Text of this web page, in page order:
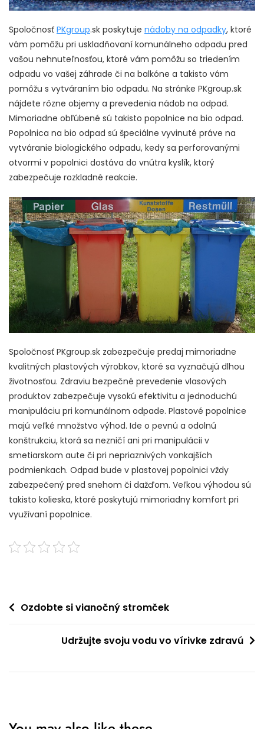
Spoločnosť PKgroup.sk poskytuje nádoby na odpadky, ktoré
vám pomôžu pri uskladňovaní komunálneho odpadu pred
vašou nehnuteľnosťou, ktoré vám pomôžu so triedením
odpadu vo vašej záhrade či na balkóne a takisto vám
pomôžu s vytváraním bio odpadu. Na stránke PKgroup.sk
nájdete rôzne objemy a prevedenia nádob na odpad.
Mimoriadne obľúbené sú takisto popolnice na bio odpad.
Popolnica na bio odpad sú špeciálne vyvinuté práve na
vytváranie biologického odpadu, kedy sa perforovanými
otvormi v popolnici dostáva do vnútra kyslík, ktorý
zabezpečuje rozkladné reakcie.
Spoločnosť PKgroup.sk zabezpečuje predaj mimoriadne
kvalitných plastových výrobkov, ktoré sa vyznačujú dlhou
životnosťou. Zdraviu bezpečné prevedenie vlasových
produktov zabezpečuje vysokú efektivitu a jednoduchú
manipuláciu pri komunálnom odpade. Plastové popolnice
majú veľké množstvo výhod. Ide o pevnú a odolnú
konštrukciu, ktorá sa nezničí ani pri manipulácii v
smetiarskom aute či pri nepriaznivých vonkajších
podmienkach. Odpad bude v plastovej popolnici vždy
zabezpečený pred snehom či dažďom. Veľkou výhodou sú
takisto kolieska, ktoré poskytujú mimoriadny komfort pri
využívaní popolnice.
Navigace
příspěvek
Ozdobte si vianočný stromček
Udržujte svoju vodu vo vírivke zdravú